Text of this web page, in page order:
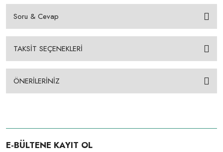
Soru & Cevap
TAKSİT SEÇENEKLERİ
ÖNERİLERİNİZ
E-BÜLTENE KAYIT OL